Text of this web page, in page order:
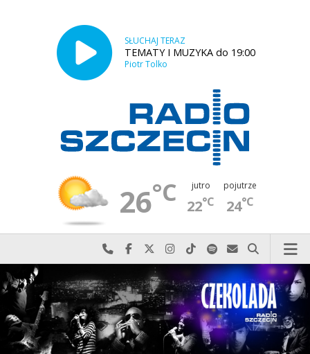
SŁUCHAJ TERAZ
TEMATY I MUZYKA do 19:00
Piotr Tolko
26°C jutro
22°C
pojutrze
24°C
Najlepiej po prostu do nas zadzwoń
Odwiedź nas na Facebook-u
Odwiedź nas na X
Odwiedź nas na Instagram-ie
Odwiedź nas na TikTok-u
Szukaj nas na Spotify
Wyślij do nas
Szukaj